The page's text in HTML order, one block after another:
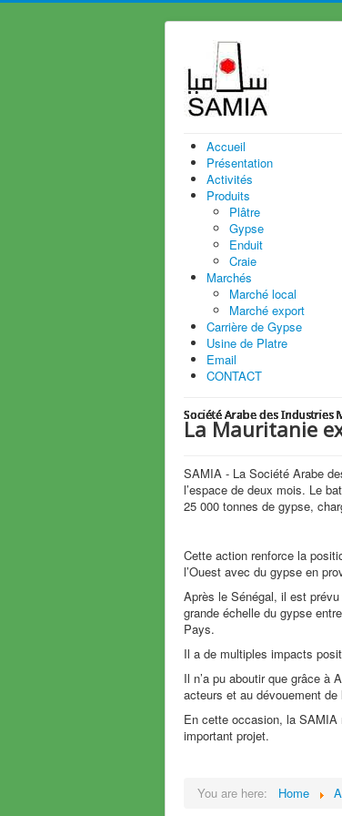
Accueil
Présentation
Activités
Produits
Plâtre
Gypse
Enduit
Craie
Marchés
Marché local
Marché export
Carrière de Gypse
Usine de Platre
Email
CONTACT
Société Arabe des Industries
Société Arabe des Industries
Société Arabe des Industries
Société Arabe des Industries
Société Arabe des Industries
Société Arabe des Industries
Société Arabe des Industries
Société Arabe des Industries
Société Arabe des Industries
La Mauritanie
SAMIA - La Société Arabe
l’espace de deux mois. Le
25 000 tonnes de gypse,
Cette action renforce la
l’Ouest avec du gypse en
Après le Sénégal, il est prévu
grande échelle du gypse
Pays.
Il a de multiples impacts
Il n’a pu aboutir que grâce à
acteurs et au dévouement de
En cette occasion, la SAMIA
important projet.
You are here: Home